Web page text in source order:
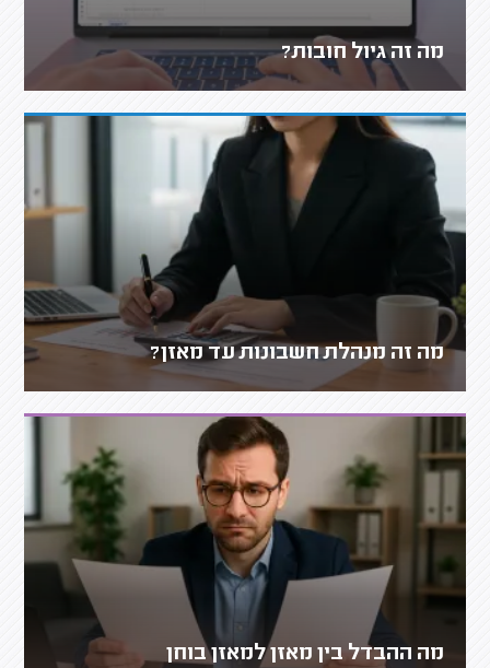
מה זה גיול חובות?
מה זה מנהלת חשבונות עד מאזן?
מה ההבדל בין מאזן למאזן בוחן